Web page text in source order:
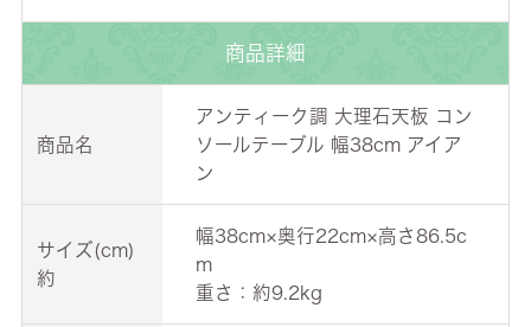
商品詳細
商品名
アンティーク調 大理石天板 コン
ソールテーブル 幅38cm アイア
ン
サイズ(cm)
約
幅38cm×奥行22cm×高さ86.5c
m
重さ：約9.2kg